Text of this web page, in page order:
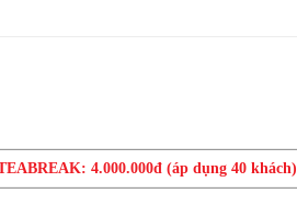
4.000.000đ (áp dụng 40 khách)